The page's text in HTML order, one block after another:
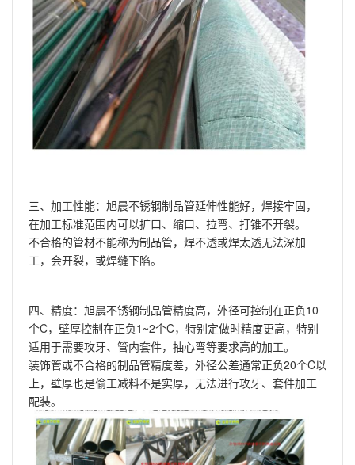
三、加工性能：旭晨不锈钢制品管延伸性能好，焊接牢固，
在加工标准范围内可以扩口、缩口、拉弯、打锥不开裂。
不合格的管材不能称为制品管，焊不透或焊太透无法深加
工，会开裂，或焊缝下陷。
四、精度：旭晨不锈钢制品管精度高，外径可控制在正负10
个C，壁厚控制在正负1~2个C，特别定做时精度更高，特别
适用于需要攻牙、管内套件，抽心弯等要求高的加工。
装饰管或不合格的制品管精度差，外径公差通常正负20个C以
上，壁厚也是偷工减料不是实厚，无法进行攻牙、套件加工
配装。